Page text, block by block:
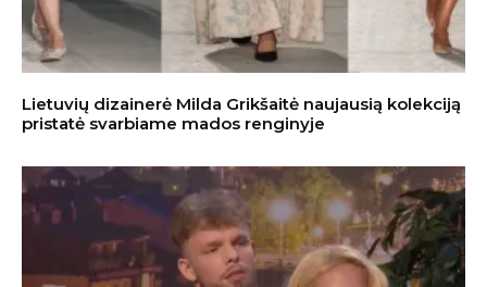
Lietuvių dizainerė Milda Grikšaitė naujausią kolekciją
pristatė svarbiame mados renginyje